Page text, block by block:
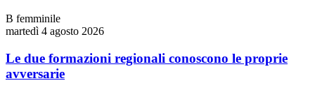
B femminile
martedì 4 agosto 2026
Le due formazioni regionali conoscono le proprie
avversarie